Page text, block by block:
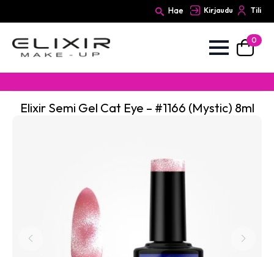
Hae Kirjaudu Tili
0
Elixir Semi Gel Cat Eye – #1166 (Mystic) 8ml